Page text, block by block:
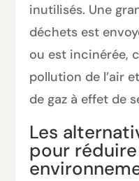
inutilisés. Une
déchets est
ou est incinérée,
pollution de l’air
de gaz à effet de
Les
pour